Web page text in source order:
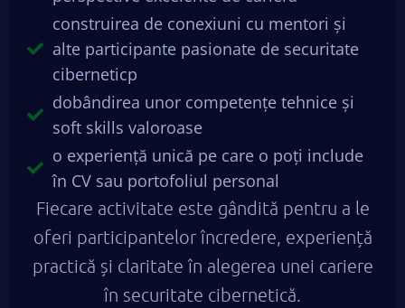
construirea de conexiuni cu mentori și
alte participante pasionate de securitate
ciberneticp
dobândirea unor competențe tehnice și
soft skills valoroase
o experiență unică pe care o poți include
în CV sau portofoliul personal
Fiecare activitate este gândită pentru a le
oferi participantelor încredere, experiență
practică și claritate în alegerea unei cariere
în securitate cibernetică.